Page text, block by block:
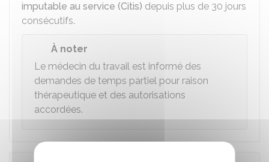
imputable au service (Citis) depuis plus de 30 jours
consécutifs.
À noter
Le médecin du travail est informé des
demandes de temps partiel pour raison
thérapeutique et des autorisations
accordées.